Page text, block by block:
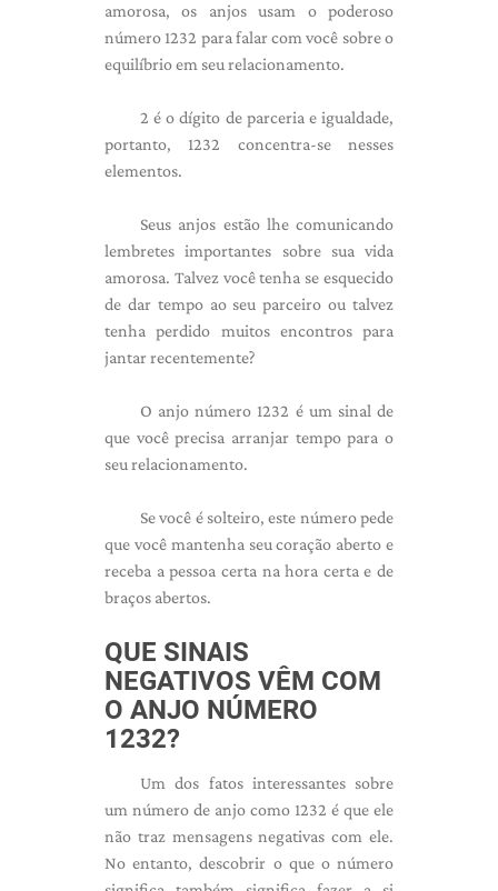
amorosa, os anjos usam o poderoso
número 1232 para falar com você sobre o
equilíbrio em seu relacionamento.
2 é o dígito de parceria e igualdade,
portanto, 1232 concentra-se nesses
elementos.
Seus anjos estão lhe comunicando
lembretes importantes sobre sua vida
amorosa. Talvez você tenha se esquecido
de dar tempo ao seu parceiro ou talvez
tenha perdido muitos encontros para
jantar recentemente?
O anjo número 1232 é um sinal de
que você precisa arranjar tempo para o
seu relacionamento.
Se você é solteiro, este número pede
que você mantenha seu coração aberto e
receba a pessoa certa na hora certa e de
braços abertos.
QUE SINAIS
NEGATIVOS VÊM COM
O ANJO NÚMERO
1232?
Um dos fatos interessantes sobre
um número de anjo como 1232 é que ele
não traz mensagens negativas com ele.
No entanto, descobrir o que o número